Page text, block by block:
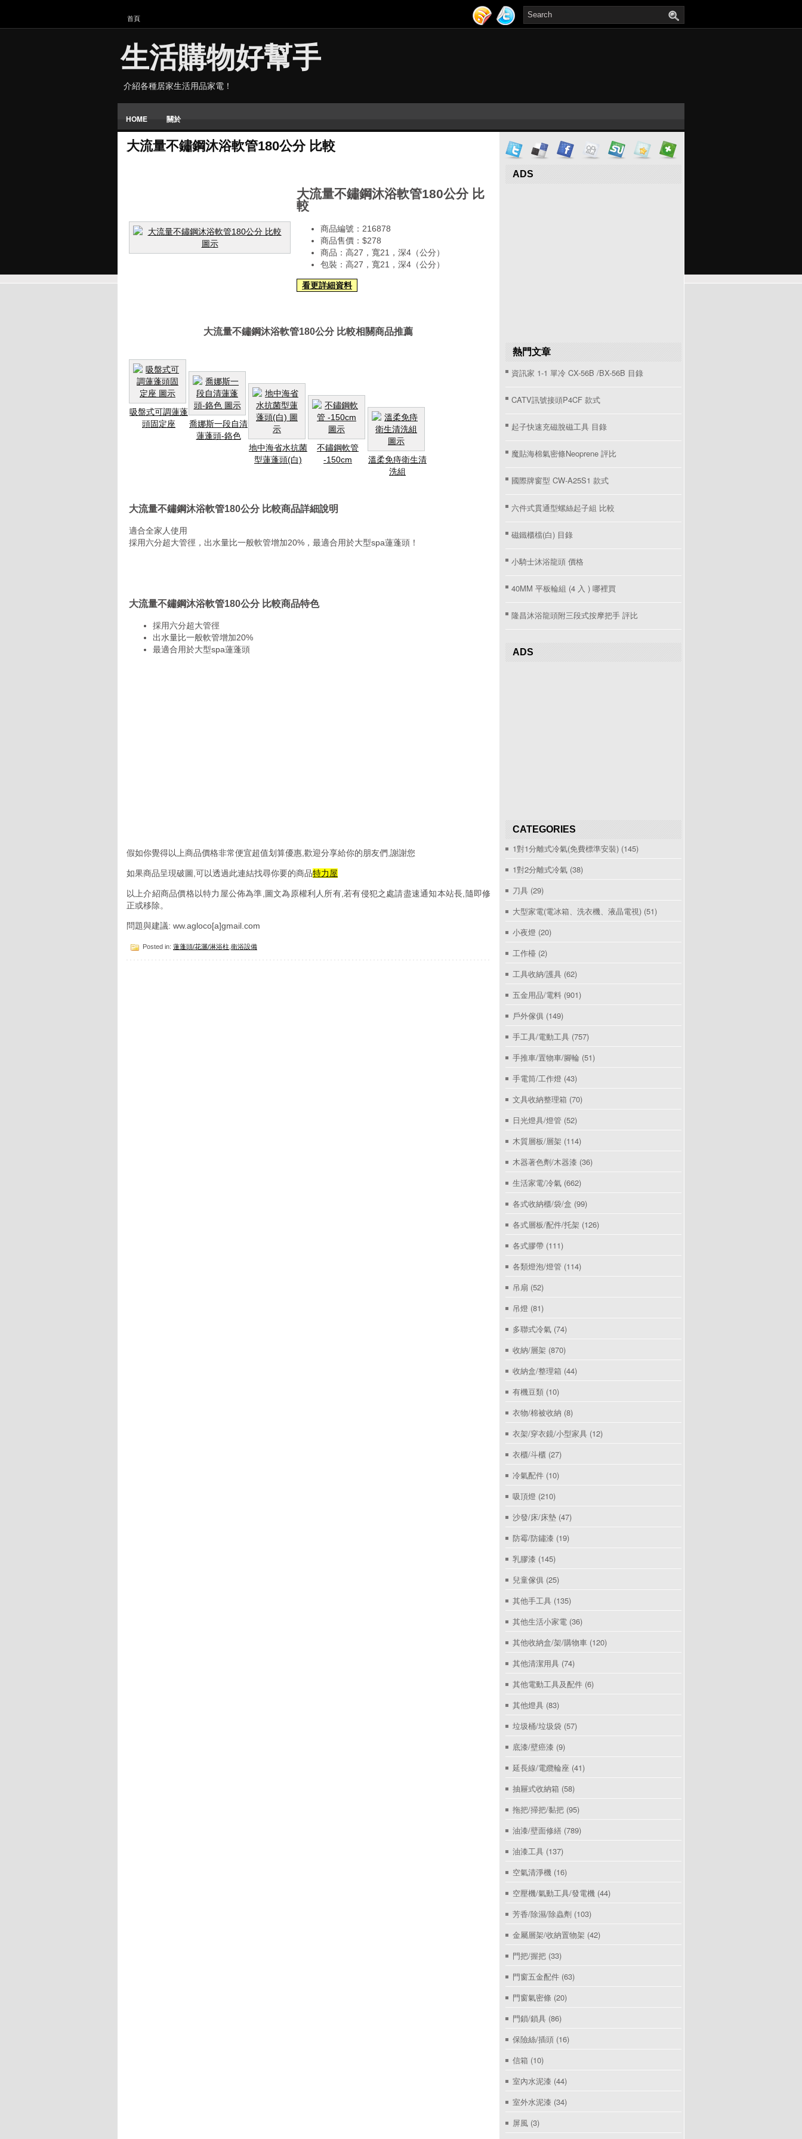
首頁
生活購物好幫手
介紹各種居家生活用品家電！
HOME 關於
大流量不鏽鋼沐浴軟管180公分 比較
大流量不鏽鋼沐浴軟管180公分 比
較
商品編號：216878
商品售價：$278
商品：高27，寬21，深4（公分）
包裝：高27，寬21，深4（公分）
看更詳細資料
大流量不鏽鋼沐浴軟管180公分 比較相關商品推薦
吸盤式可調蓮蓬
頭固定座
喬娜斯一段自清
蓮蓬頭-鉻色
地中海省水抗菌
型蓮蓬頭(白)
不鏽鋼軟管
-150cm
溫柔免痔衛生清
洗組
大流量不鏽鋼沐浴軟管180公分 比較商品詳細說明
適合全家人使用
採用六分超大管徑，出水量比一般軟管增加20%，最適合用於大型spa蓮蓬頭！
大流量不鏽鋼沐浴軟管180公分 比較商品特色
採用六分超大管徑
出水量比一般軟管增加20%
最適合用於大型spa蓮蓬頭
假如你覺得以上商品價格非常便宜超值划算優惠,歡迎分享給你的朋友們,謝謝您
如果商品呈現破圖,可以透過此連結找尋你要的商品特力屋
以上介紹商品價格以特力屋公佈為準,圖文為原權利人所有,若有侵犯之處請盡速通知本站長,隨即修
正或移除。
問題與建議: ww.agloco[a]gmail.com
Posted in: 蓮蓬頭/花灑/淋浴柱 衛浴設備
ADS
熱門文章
資訊家 1-1 單冷 CX-56B /BX-56B 目錄
CATV訊號接頭P4CF 款式
起子快速充磁脫磁工具 目錄
魔貼海棉氣密條Neoprene 評比
國際牌窗型 CW-A25S1 款式
六件式貫通型螺絲起子組 比較
磁鐵櫃檔(白) 目錄
小騎士沐浴龍頭 價格
40MM 平板輪組 (4 入 ) 哪裡買
隆昌沐浴龍頭附三段式按摩把手 評比
ADS
CATEGORIES
1對1分離式冷氣(免費標準安裝) (145)
1對2分離式冷氣 (38)
刀具 (29)
大型家電(電冰箱、洗衣機、液晶電視) (51)
小夜燈 (20)
工作檯 (2)
工具收納/護具 (62)
五金用品/電料 (901)
戶外傢俱 (149)
手工具/電動工具 (757)
手推車/置物車/腳輪 (51)
手電筒/工作燈 (43)
文具收納整理箱 (70)
日光燈具/燈管 (52)
木質層板/層架 (114)
木器著色劑/木器漆 (36)
生活家電/冷氣 (662)
各式收納櫃/袋/盒 (99)
各式層板/配件/托架 (126)
各式膠帶 (111)
各類燈泡/燈管 (114)
吊扇 (52)
吊燈 (81)
多聯式冷氣 (74)
收納/層架 (870)
收納盒/整理箱 (44)
有機豆類 (10)
衣物/棉被收納 (8)
衣架/穿衣鏡/小型家具 (12)
衣櫃/斗櫃 (27)
冷氣配件 (10)
吸頂燈 (210)
沙發/床/床墊 (47)
防霉/防鏽漆 (19)
乳膠漆 (145)
兒童傢俱 (25)
其他手工具 (135)
其他生活小家電 (36)
其他收納盒/架/購物車 (120)
其他清潔用具 (74)
其他電動工具及配件 (6)
其他燈具 (83)
垃圾桶/垃圾袋 (57)
底漆/壁癌漆 (9)
延長線/電纜輪座 (41)
抽屜式收納箱 (58)
拖把/掃把/黏把 (95)
油漆/壁面修繕 (789)
油漆工具 (137)
空氣清淨機 (16)
空壓機/氣動工具/發電機 (44)
芳香/除濕/除蟲劑 (103)
金屬層架/收納置物架 (42)
門把/握把 (33)
門窗五金配件 (63)
門窗氣密條 (20)
門鎖/鎖具 (86)
保險絲/插頭 (16)
信箱 (10)
室內水泥漆 (44)
室外水泥漆 (34)
屏風 (3)